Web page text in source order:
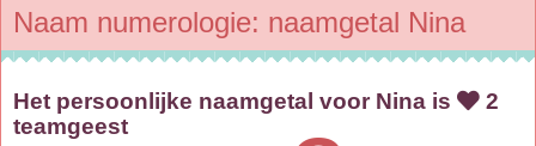
Naam numerologie: naamgetal Nina
Het persoonlijke naamgetal voor Nina is
2
teamgeest